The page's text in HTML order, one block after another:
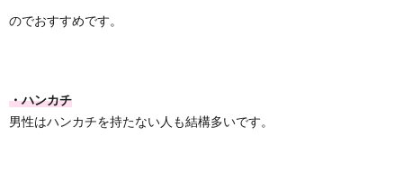
のでおすすめです。
・ハンカチ
男性はハンカチを持たない人も結構多いです。